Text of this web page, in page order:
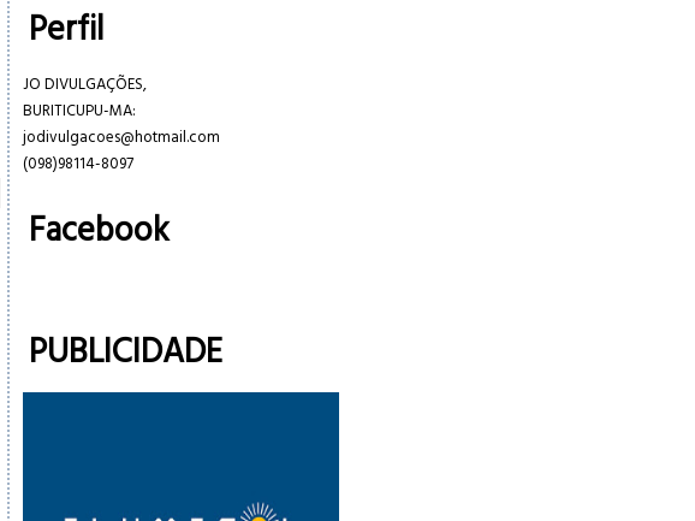
Perfil
JO DIVULGAÇÕES,
BURITICUPU-MA:
jodivulgacoes@hotmail.com
(098)98114-8097
Facebook
PUBLICIDADE